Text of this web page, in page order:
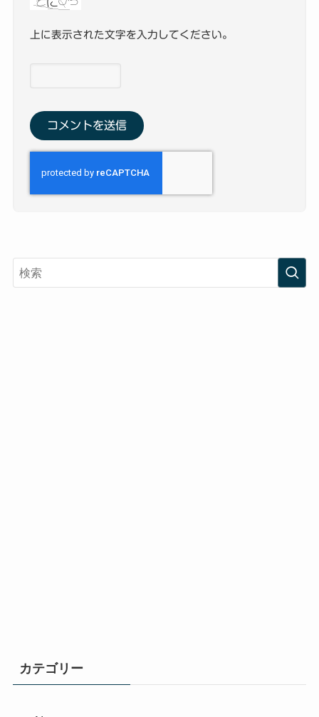
上に表示された文字を入力してください。
カテゴリー